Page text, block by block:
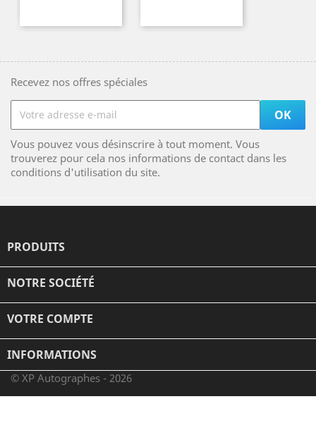
Recevez nos offres spéciales
Vous pouvez vous désinscrire à tout moment. Vous
trouverez pour cela nos informations de contact dans les
conditions d'utilisation du site.
PRODUITS
NOTRE SOCIÉTÉ
VOTRE COMPTE
INFORMATIONS
© XP Autographes - 2026